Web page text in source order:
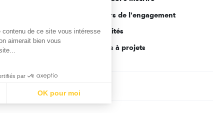
Acteurs de l'engagement
Actualités
Appels à projets
de ce site vous intéresse
aimerait bien vous
par
OK pour moi